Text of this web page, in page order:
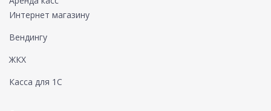
Интернет магазину
Вендингу
ЖКХ
Касса для 1С